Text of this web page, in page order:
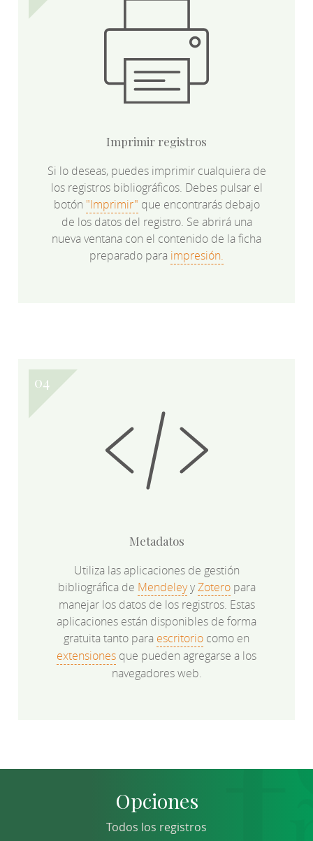
Imprimir registros
Si lo deseas, puedes imprimir cualquiera de
los registros bibliográficos. Debes pulsar el
botón "Imprimir" que encontrarás debajo
de los datos del registro. Se abrirá una
nueva ventana con el contenido de la ficha
preparado para impresión.
Metadatos
Utiliza las aplicaciones de gestión
bibliográfica de MendeleyyZoteropara
manejar los datos de los registros. Estas
aplicaciones están disponibles de forma
gratuita tanto para escritorio como en
extensiones que pueden agregarse a los
navegadores web.
Opciones
Todos los registros